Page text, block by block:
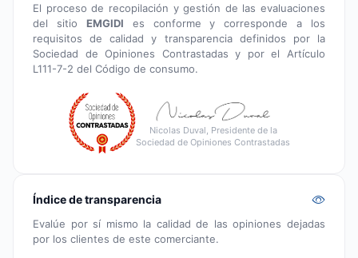
El proceso de recopilación y gestión de las evaluaciones
del sitio EMGIDI es conforme y corresponde a los
requisitos de calidad y transparencia definidos por la
Sociedad de Opiniones Contrastadas y por el Artículo
L111-7-2 del Código de consumo.
Nicolas Duval, Presidente de la
Sociedad de Opiniones Contrastadas
Índice de transparencia
Evalúe por sí mismo la calidad de las opiniones dejadas
por los clientes de este comerciante.